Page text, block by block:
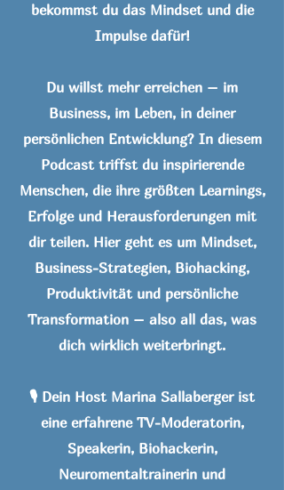
bekommst du das Mindset und die
Impulse dafür!
Du willst mehr erreichen – im
Business, im Leben, in deiner
persönlichen Entwicklung? In diesem
Podcast triffst du inspirierende
Menschen, die ihre größten Learnings,
Erfolge und Herausforderungen mit
dir teilen. Hier geht es um Mindset,
Business-Strategien, Biohacking,
Produktivität und persönliche
Transformation – also all das, was
dich wirklich weiterbringt.
🎙️ Dein Host Marina Sallaberger ist
eine erfahrene TV-Moderatorin,
Speakerin, Biohackerin,
Neuromentaltrainerin und